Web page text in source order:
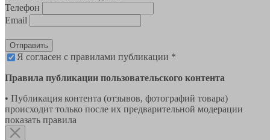
Телефон
Email
Отправить
Я согласен с правилами публикации *
Правила публикации пользовательского контента
• Публикация контента (отзывов, фотографий товара)
происходит только после их предварительной модерации
показать правила